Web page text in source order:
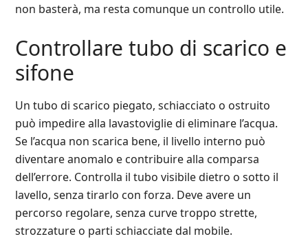
non basterà, ma resta comunque un controllo utile.
Controllare tubo di scarico e
sifone
Un tubo di scarico piegato, schiacciato o ostruito
può impedire alla lavastoviglie di eliminare l’acqua.
Se l’acqua non scarica bene, il livello interno può
diventare anomalo e contribuire alla comparsa
dell’errore. Controlla il tubo visibile dietro o sotto il
lavello, senza tirarlo con forza. Deve avere un
percorso regolare, senza curve troppo strette,
strozzature o parti schiacciate dal mobile.